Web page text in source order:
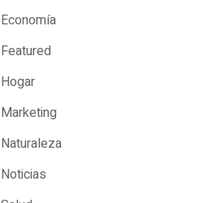
Economía
Featured
Hogar
Marketing
Naturaleza
Noticias